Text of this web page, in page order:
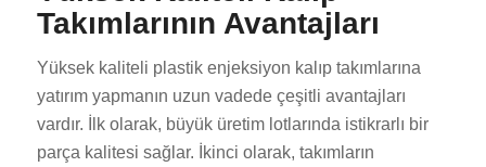
Takımlarının Avantajları
Yüksek kaliteli plastik enjeksiyon kalıp takımlarına
yatırım yapmanın uzun vadede çeşitli avantajları
vardır. İlk olarak, büyük üretim lotlarında istikrarlı bir
parça kalitesi sağlar. İkinci olarak, takımların